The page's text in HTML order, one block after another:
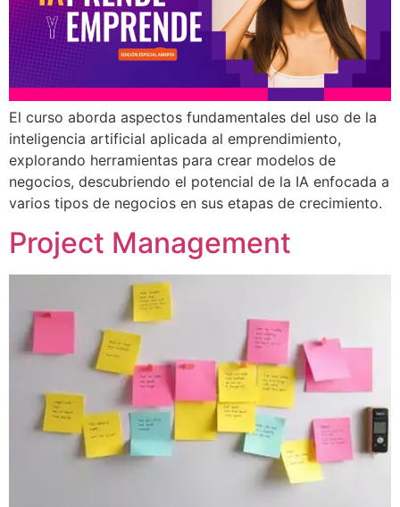
El curso aborda aspectos fundamentales del uso de la
inteligencia artificial aplicada al emprendimiento,
explorando herramientas para crear modelos de
negocios, descubriendo el potencial de la IA enfocada a
varios tipos de negocios en sus etapas de crecimiento.
Project Management